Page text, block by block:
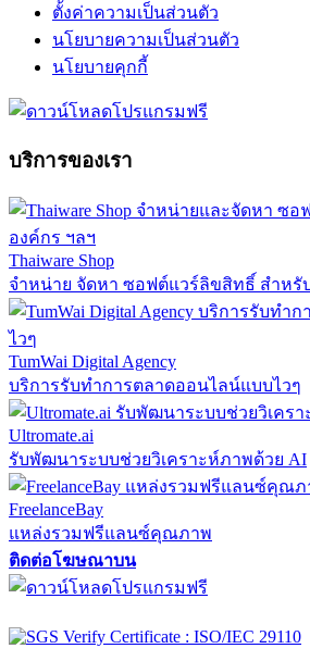
ตั้งค่าความเป็นส่วนตัว
นโยบายความเป็นส่วนตัว
นโยบายคุกกี้
บริการของเรา
Thaiware Shop
จำหน่าย จัดหา ซอฟต์แวร์ลิขสิทธิ์ สำหรั
TumWai Digital Agency
บริการรับทำการตลาดออนไลน์แบบไวๆ
Ultromate.ai
รับพัฒนาระบบช่วยวิเคราะห์ภาพด้วย AI
FreelanceBay
แหล่งรวมฟรีแลนซ์คุณภาพ
ติดต่อโฆษณาบน